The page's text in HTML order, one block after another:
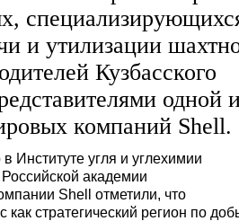
и утилизации
Кузбасского
одной
компаний Shell.
Институте угля и углехимии
академии
Shell отметили, что
как стратегический регион по